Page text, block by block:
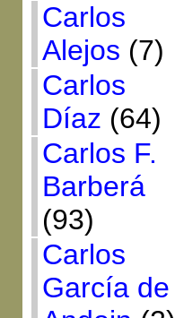
Carlos
Alejos (7)
Carlos
Díaz (64)
Carlos F.
Barberá
(93)
Carlos
García de